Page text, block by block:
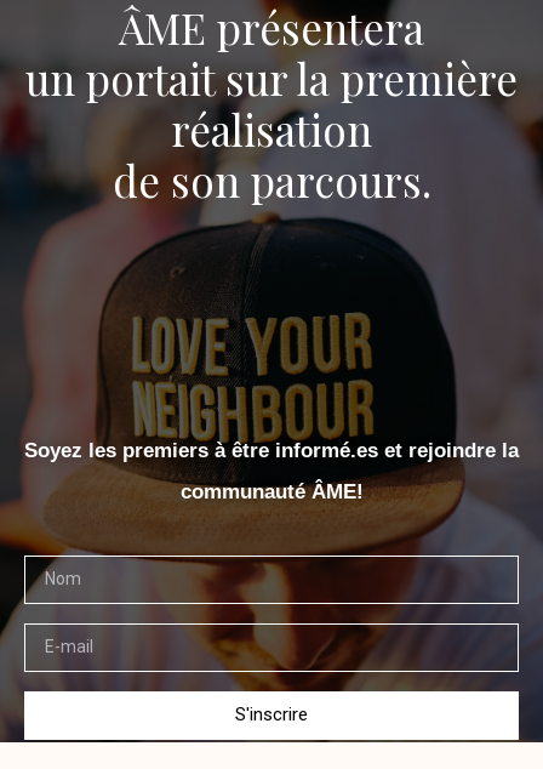
ÂME présentera
un portait sur la première
réalisation
de son parcours.
Soyez les premiers à être informé.es et rejoindre la
communauté ÂME!
S'inscrire